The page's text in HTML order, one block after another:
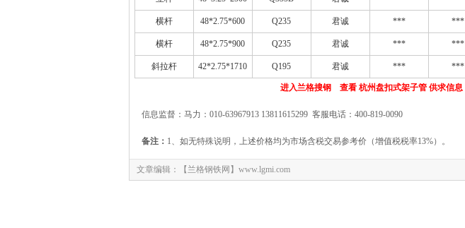
横杆 48*2.75*600 Q235 君诚 *** ***
横杆 48*2.75*900 Q235 君诚 *** ***
斜拉杆 42*2.75*1710 Q195 君诚 *** ***
进入兰格搜钢 查看 杭州盘扣式架子管 供求信息
信息监督：马力：010-63967913 13811615299 客服电话：400-819-0090
备注： 1、如无特殊说明，上述价格均为市场含税交易参考价（增值税税率13%）。
文章编辑：【兰格钢铁网】www.lgmi.com